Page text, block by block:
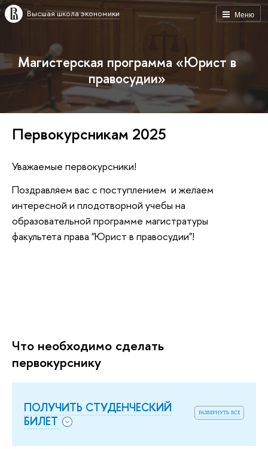
Меню
Высшая школа экономики
Магистерская программа «Юрист в
правосудии»
Первокурсникам 2025
Уважаемые первокурсники!
Поздравляем вас с поступлением и желаем
интересной и плодотворной учебы на
образовательной программе магистратуры
факультета права "Юрист в правосудии"!
Что необходимо сделать
первокурснику
развернуть все
ПОЛУЧИТЬ СТУДЕНЧЕСКИЙ
БИЛЕТ